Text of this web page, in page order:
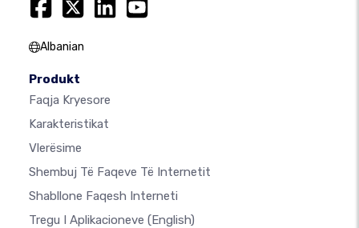
Albanian
Produkt
Faqja Kryesore
Karakteristikat
Vlerësime
Shembuj Të Faqeve Të Internetit
Shabllone Faqesh Interneti
Tregu I Aplikacioneve (English)